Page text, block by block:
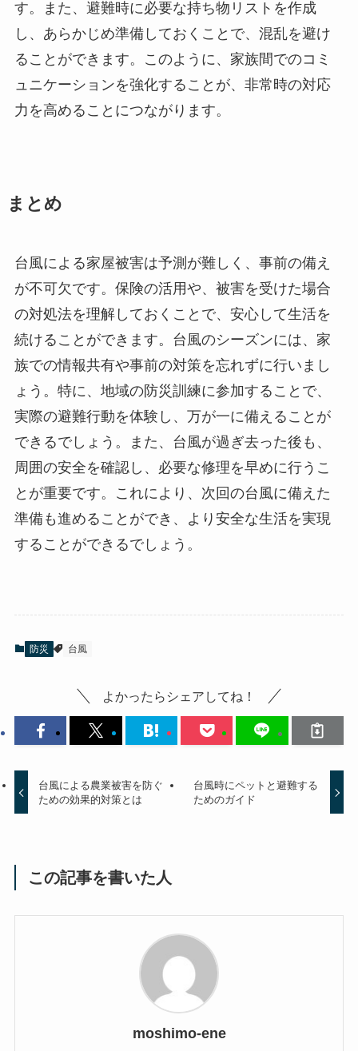
す。また、避難時に必要な持ち物リストを作成
し、あらかじめ準備しておくことで、混乱を避け
ることができます。このように、家族間でのコミ
ュニケーションを強化することが、非常時の対応
力を高めることにつながります。
まとめ
台風による家屋被害は予測が難しく、事前の備え
が不可欠です。保険の活用や、被害を受けた場合
の対処法を理解しておくことで、安心して生活を
続けることができます。台風のシーズンには、家
族での情報共有や事前の対策を忘れずに行いまし
ょう。特に、地域の防災訓練に参加することで、
実際の避難行動を体験し、万が一に備えることが
できるでしょう。また、台風が過ぎ去った後も、
周囲の安全を確認し、必要な修理を早めに行うこ
とが重要です。これにより、次回の台風に備えた
準備も進めることができ、より安全な生活を実現
することができるでしょう。
防災 台風
よかったらシェアしてね！
台風による農業被害を防ぐ
ための効果的対策とは
台風時にペットと避難する
ためのガイド
この記事を書いた人
moshimo-ene